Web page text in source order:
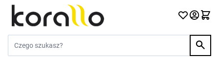
Przejdź do treści